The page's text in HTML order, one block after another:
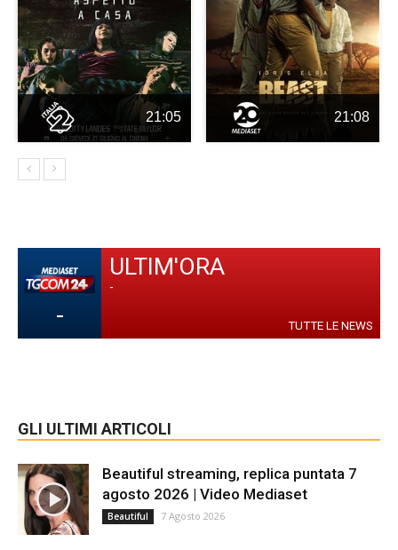
21:05 21:08
-
ULTIM'ORA
-
TUTTE LE NEWS
GLI ULTIMI ARTICOLI
Beautiful streaming, replica puntata 7
agosto 2026 | Video Mediaset
Beautiful 7 Agosto 2026